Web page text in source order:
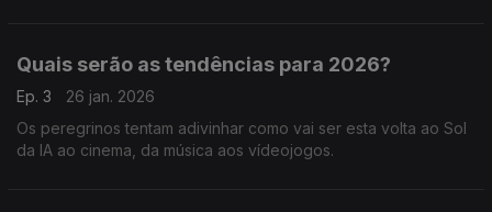
Quais serão as tendências para 2026?
Ep. 3
26 jan. 2026
Os peregrinos tentam adivinhar como vai ser esta volta ao Sol
da IA ao cinema, da música aos vídeojogos.